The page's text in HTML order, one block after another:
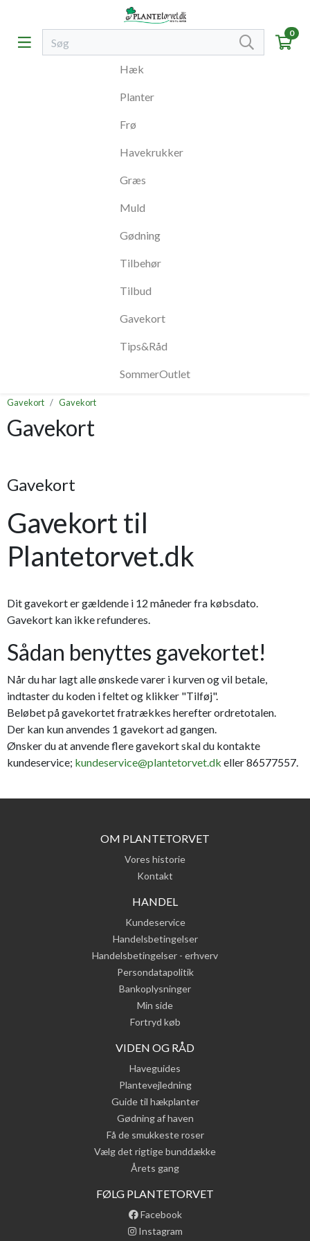
0
Hæk
Planter
Frø
Havekrukker
Græs
Muld
Gødning
Tilbehør
Tilbud
Gavekort
Tips&Råd
SommerOutlet
Gavekort Gavekort
Gavekort
Gavekort
Gavekort til
Plantetorvet.dk
Dit gavekort er gældende i 12 måneder fra købsdato.
Gavekort kan ikke refunderes.
Sådan benyttes gavekortet!
Når du har lagt alle ønskede varer i kurven og vil betale,
indtaster du koden i feltet og klikker "Tilføj".
Beløbet på gavekortet fratrækkes herefter ordretotalen.
Der kan kun anvendes 1 gavekort ad gangen.
Ønsker du at anvende flere gavekort skal du kontakte
kundeservice; kundeservice@plantetorvet.dk eller 86577557.
OM PLANTETORVET
Vores historie
Kontakt
HANDEL
Kundeservice
Handelsbetingelser
Handelsbetingelser - erhverv
Persondatapolitik
Bankoplysninger
Min side
Fortryd køb
VIDEN OG RÅD
Haveguides
Plantevejledning
Guide til hækplanter
Gødning af haven
Få de smukkeste roser
Vælg det rigtige bunddække
Årets gang
FØLG PLANTETORVET
Facebook
Instagram